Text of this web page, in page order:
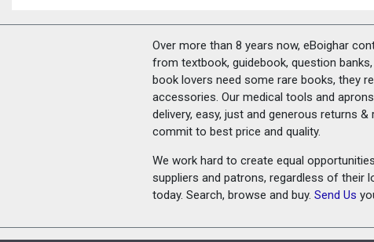
Over more than 8 years now, eBoighar
from textbook, guidebook, question
book lovers need some rare books, they
accessories. Our medical tools and
delivery, easy, just and generous returns
commit to best price and quality.
We work hard to create equal
suppliers and patrons, regardless of their
today. Search, browse and buy.Send Us